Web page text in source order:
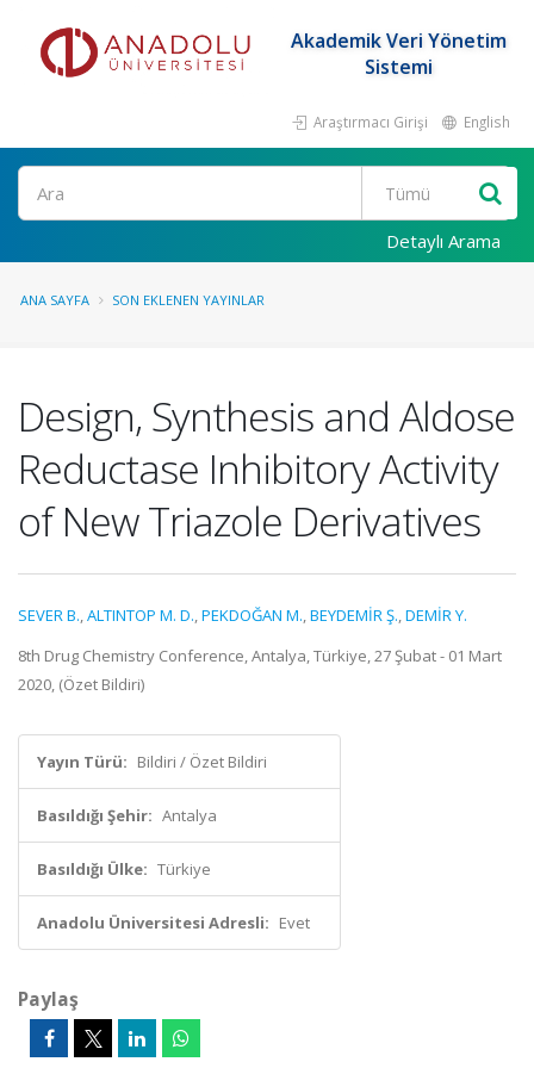
Akademik Veri Yönetim
Sistemi
Araştırmacı Girişi English
Ara
Detaylı Arama
ANA SAYFA SON EKLENEN YAYINLAR
Design, Synthesis and Aldose
Reductase Inhibitory Activity
of New Triazole Derivatives
SEVER B.,ALTINTOP M. D.,PEKDOĞAN M.,BEYDEMİR Ş.,DEMİR Y.
8th Drug Chemistry Conference, Antalya, Türkiye, 27 Şubat - 01 Mart
2020, (Özet Bildiri)
Yayın Türü: Bildiri / Özet Bildiri
Basıldığı Şehir: Antalya
Basıldığı Ülke: Türkiye
Anadolu Üniversitesi Adresli: Evet
Paylaş